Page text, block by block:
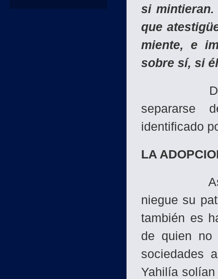
si
que
miente, e
sobre sí, si
Después
separarse
identificado
LA
Así como
niegue su
también es
de quien no
sociedades
Yahilía